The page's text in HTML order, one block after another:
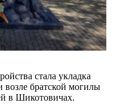
стала укладка
возле братской могилы
в Шикотовичах.